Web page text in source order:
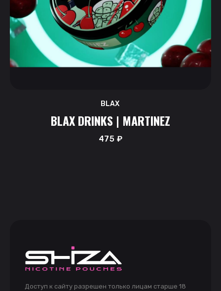
BLAX
BLAX DRINKS | MARTINEZ
475 ₽
Доступ к сайту разрешен только лицам старше 18